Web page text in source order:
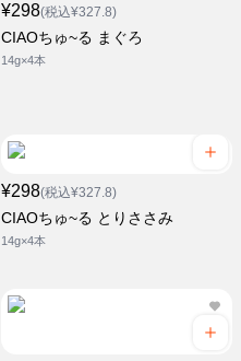
¥298(税込¥327.8)
CIAOちゅ~る まぐろ
14g×4本
¥298(税込¥327.8)
CIAOちゅ~る とりささみ
14g×4本